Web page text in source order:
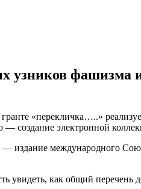
фашизма
«перекличка…..»
— создание электронной
— издание международного
увидеть, как общий